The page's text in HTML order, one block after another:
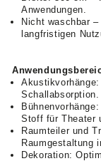
Anwendungen.
Nicht waschbar
langfristigen
Schallabsorption.
Stoff für Theater
Raumteiler und
Raumgestaltung
Dekoration: